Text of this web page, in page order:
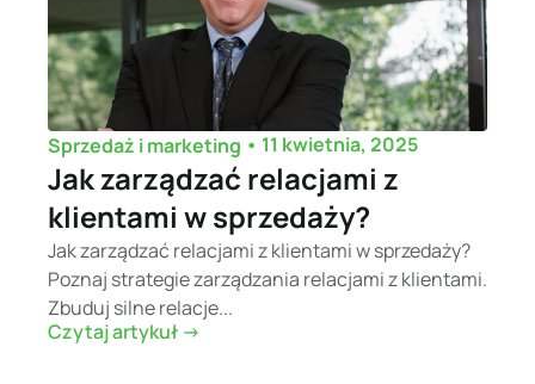
Sprzedaż i marketing • 11 kwietnia, 2025
Jak zarządzać relacjami z
klientami w sprzedaży?
Jak zarządzać relacjami z klientami w sprzedaży?
Poznaj strategie zarządzania relacjami z klientami.
Zbuduj silne relacje...
Czytaj artykuł ->